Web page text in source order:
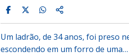
Um ladrão, de 34 anos, foi preso
escondendo em um forro de uma…